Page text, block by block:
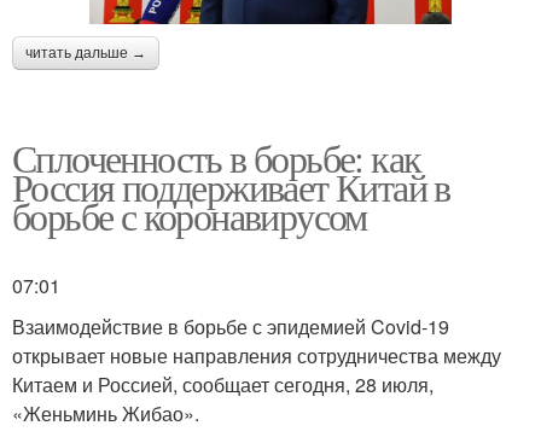
читать дальше →
Сплоченность в борьбе: как
Россия поддерживает Китай в
борьбе с коронавирусом
07:01
Взаимодействие в борьбе с эпидемией Covid-19
открывает новые направления сотрудничества между
Китаем и Россией, сообщает сегодня, 28 июля,
«Женьминь Жибао».